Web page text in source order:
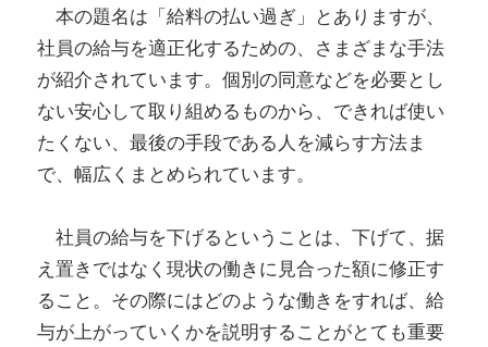
本の題名は「給料の払い過ぎ」とありますが、
社員の給与を適正化するための、さまざまな手法
が紹介されています。個別の同意などを必要とし
ない安心して取り組めるものから、できれば使い
たくない、最後の手段である人を減らす方法ま
で、幅広くまとめられています。
社員の給与を下げるということは、下げて、据
え置きではなく現状の働きに見合った額に修正す
ること。その際にはどのような働きをすれば、給
与が上がっていくかを説明することがとても重要